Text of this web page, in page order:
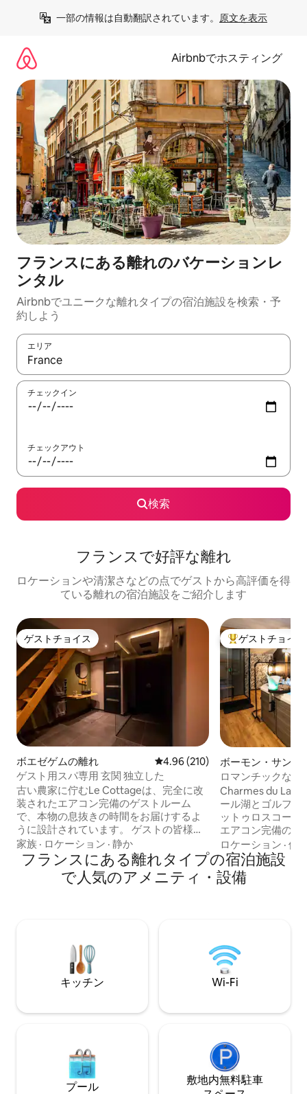
一部の情報は自動翻訳されています。 原文を表示
Airbnbでホスティング
フランスにある離れのバケーションレ
ンタル
Airbnbでユニークな離れタイプの宿泊施設を検索・予
約しよう
エリア
検索結果が表示されたら、上下の矢印キーを使って移動するか
チェックイン
チェックアウト
検索
フランスで好評な離れ
ロケーションや清潔さなどの点でゲストから高評価を得
ている離れの宿泊施設をご紹介します
ゲストチョイス
ゲストチョイス
ボエゼゲムの離れ レビュー210件、5つ星中4.96つ
4.96 (210)
ゲスト用スパ専用 玄関 独立した
古い農家に佇むLe Cottageは、完全に改
装されたエアコン完備のゲストルーム
で、本物の息抜きの時間をお届けするよ
うに設計されています。 ゲストの皆様の
ウェルビーイングのために用意された多
くの設備を備えた、プライベートで快適
な空間をお楽しみください。 ✨ バルネセ
ラピーバスと赤外線サウナを備えた専用
アクセスできるオーバーヘッドプロジェ
家族 · ロケーション · 静か
大好評のゲスト
ゲストチョイス
ボーモン・サン・
れ
ロマンチックな
フュチュロスコー
Charmes du Lac
ール湖とゴルフ場
ットゥロスコープ
エアコン完備のロ
です。 プライベ
ファ、Netflixや
テレビなど：心地
で、ウェルビーイ
日常から離れて、
クなひと時。
ロケーション ·価
フランスにある離れタイプの宿泊施設
で人気のアメニティ・設備
キッチン Wi-Fi
プール
敷地内無料駐⁠車